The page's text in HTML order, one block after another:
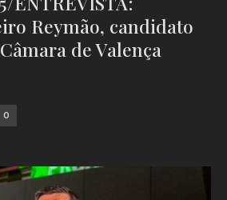
Reymão, candidato
de Valença
0